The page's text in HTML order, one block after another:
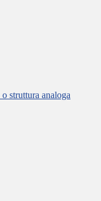
struttura analoga